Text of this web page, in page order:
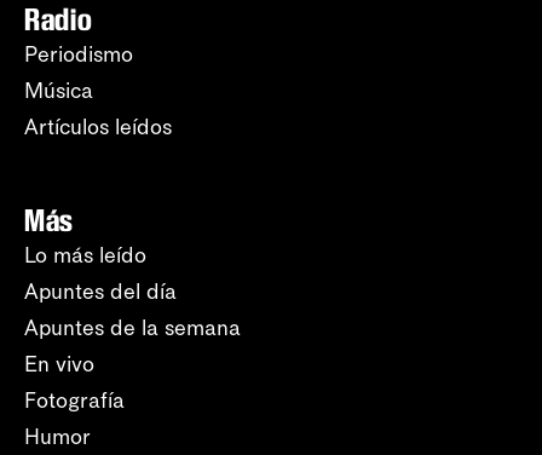
Radio
Periodismo
Música
Artículos leídos
Más
Lo más leído
Apuntes del día
Apuntes de la semana
En vivo
Fotografía
Humor